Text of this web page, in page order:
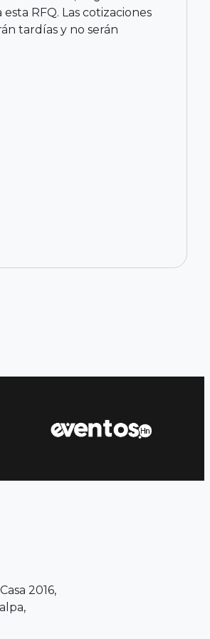
RFQ. Las cotizaciones
tardías y no serán
2016,